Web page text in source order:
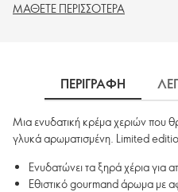
ΜΑΘΕΤΕ ΠΕΡΙΣΣΟΤΕΡΑ
ΠΕΡΙΓΡΑΦΗ
Μια ενυδατική κρέμα χεριών που
γλυκά αρωματισμένη. Limited
Ενυδατώνει τα ξηρά χέρια για
Εθιστικό gourmand άρωμα με